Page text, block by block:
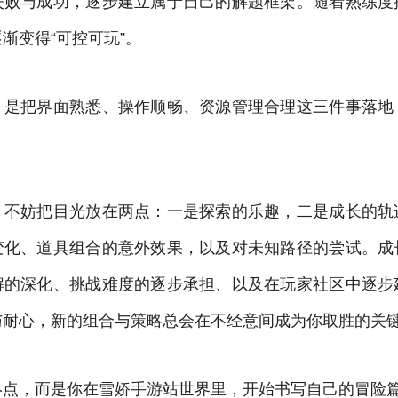
变得“可控可玩”。
把界面熟悉、操作顺畅、资源管理合理这三件事落
妨把目光放在两点：一是探索的乐趣，二是成长的
、道具组合的意外效果，以及对未知路径的尝试。
深化、挑战难度的逐步承担、以及在玩家社区中逐
心，新的组合与策略总会在不经意间成为你取胜的关
，而是你在雪娇手游站世界里，开始书写自己的冒险